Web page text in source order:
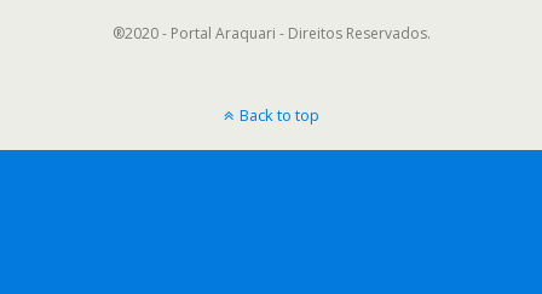
®2020 - Portal Araquari - Direitos Reservados.
Back to top